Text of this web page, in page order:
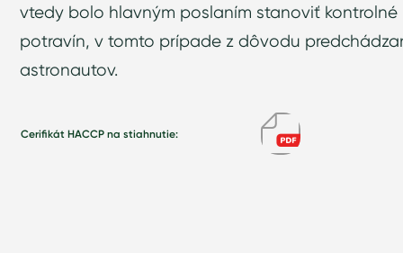
vtedy bolo hlavným poslaním stanoviť
potravín, v tomto prípade z dôvodu
astronautov.
Cerifikát HACCP na stiahnutie: